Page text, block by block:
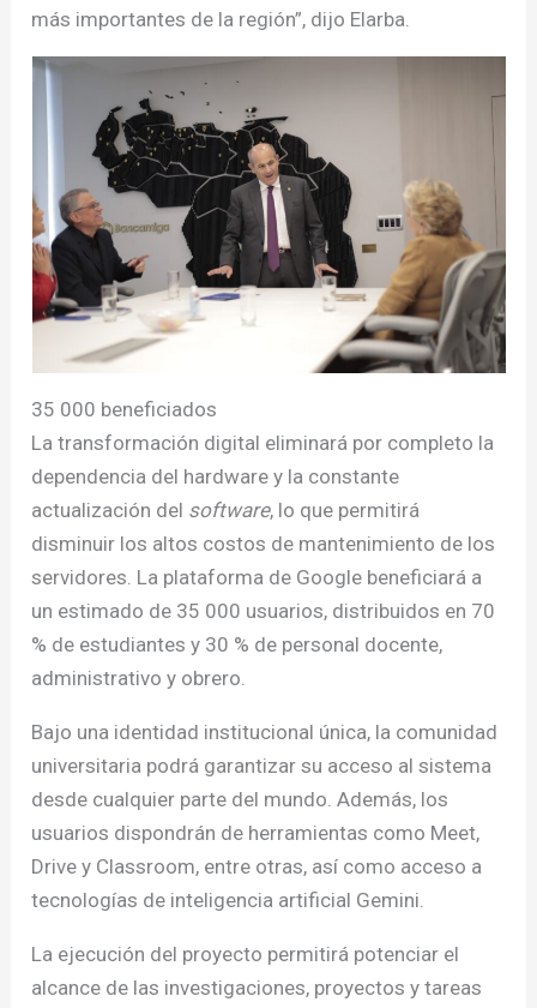
más importantes de la región”, dijo Elarba.
35 000 beneficiados
La transformación digital eliminará por completo la
dependencia del hardware y la constante
actualización del software, lo que permitirá
disminuir los altos costos de mantenimiento de los
servidores. La plataforma de Google beneficiará a
un estimado de 35 000 usuarios, distribuidos en 70
% de estudiantes y 30 % de personal docente,
administrativo y obrero.
Bajo una identidad institucional única, la comunidad
universitaria podrá garantizar su acceso al sistema
desde cualquier parte del mundo. Además, los
usuarios dispondrán de herramientas como Meet,
Drive y Classroom, entre otras, así como acceso a
tecnologías de inteligencia artificial Gemini.
La ejecución del proyecto permitirá potenciar el
alcance de las investigaciones, proyectos y tareas